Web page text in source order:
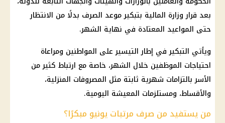
بعد قرار وزارة المالية بتبكير موعد الصرف بدلًا من الانتظار
حتى المواعيد المعتادة في نهاية الشهر.
ويأتي التبكير في إطار التيسير على المواطنين ومراعاة
احتياجات الموظفين خلال الشهر، خاصة مع ارتباط كثير من
الأسر بالتزامات شهرية ثابتة مثل المصروفات المنزلية،
والأقساط، ومستلزمات المعيشة اليومية.
من يستفيد من صرف مرتبات يونيو مبكرًا؟